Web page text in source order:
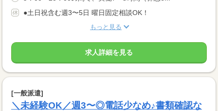
●土日祝含む週3〜5日 曜日固定相談OK！
もっと見る
求人詳細を見る
[一般派遣]
＼未経験OK／週3〜◎電話少なめ♪書類確認な